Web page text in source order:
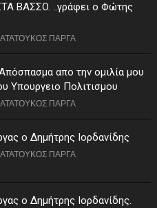
BAΣΣO. ..γράφει ο Φώτης
ΠΑΡΓΑ
απο την ομιλία μου
Υπουργειο Πολιτισμου
ΠΑΡΓΑ
ο Δημήτρης Ιορδανίδης
ΠΑΡΓΑ
ο Δημήτρης Ιορδανίδης.